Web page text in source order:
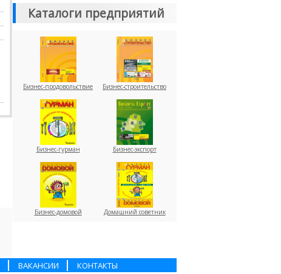
Каталоги предприятий
Бизнес-продовольствие Бизнес-строительство
Бизнес-гурман Бизнес-экспорт
Бизнес-домовой Домашний советник
ВАКАНСИИ КОНТАКТЫ